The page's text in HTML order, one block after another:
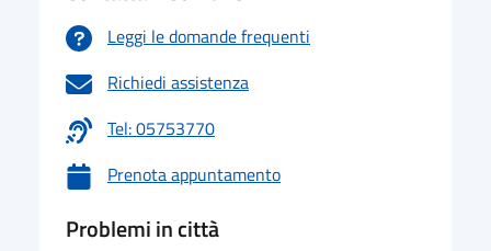
Leggi le domande frequenti
Richiedi assistenza
Tel: 05753770
Prenota appuntamento
Problemi in città